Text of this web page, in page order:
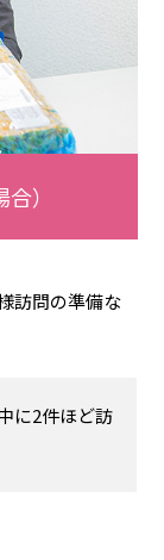
）
訪問の準備な
に2件ほど訪